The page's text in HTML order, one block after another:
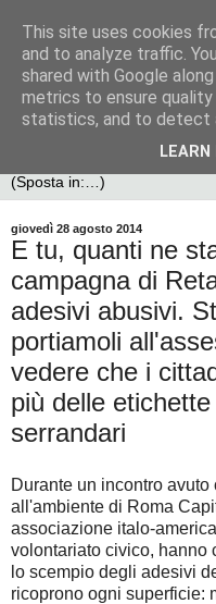
giovedì 28 agosto 2014
E tu, quanti ne
campagna di
adesivi abusivi.
portiamoli
vedere che i
più delle
serrandari
Durante un incontro
all'ambiente di Roma
associazione italo-
volontariato civico, hanno
lo scempio degli adesivi
ricoprono ogni superficie:
This site uses cookies
and to analyze traffic.
shared with Google
metrics to ensure
statistics, and to detect
LEARN